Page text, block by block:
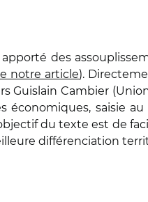
des
notre article).
Guislain Cambier
économiques, saisie
du texte est de
différenciation